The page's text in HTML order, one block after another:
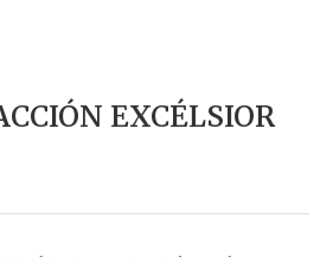
EXCÉLSIOR